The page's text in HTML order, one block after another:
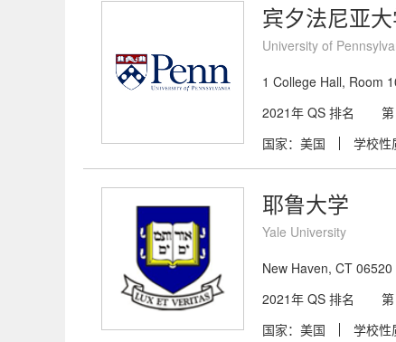
宾夕法尼亚
University of
1 College Hall, Room
2021年 QS 排名
国家：美国
学校性
耶鲁大学
Yale University
New Haven, CT 06520
2021年 QS 排名
国家：美国
学校性